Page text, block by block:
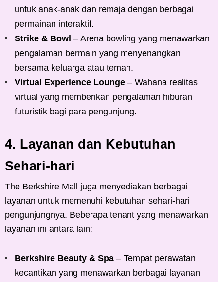
untuk anak-anak dan remaja dengan berbagai
permainan interaktif.
Strike & Bowl – Arena bowling yang menawarkan
pengalaman bermain yang menyenangkan
bersama keluarga atau teman.
Virtual Experience Lounge – Wahana realitas
virtual yang memberikan pengalaman hiburan
futuristik bagi para pengunjung.
4. Layanan dan Kebutuhan
Sehari-hari
The Berkshire Mall juga menyediakan berbagai
layanan untuk memenuhi kebutuhan sehari-hari
pengunjungnya. Beberapa tenant yang menawarkan
layanan ini antara lain:
Berkshire Beauty & Spa – Tempat perawatan
kecantikan yang menawarkan berbagai layanan